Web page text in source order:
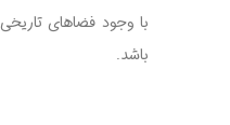
با وجود فضاهای
باشد.